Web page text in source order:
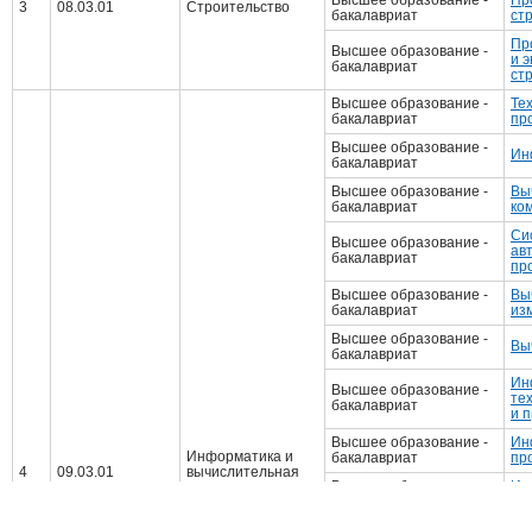
3 08.03.01 Строительство
бакалавриат
Высшее образование -
бакалавриат
и
4 09.03.01
Информатика и
вычислительная
Высшее образование -
бакалавриат
Высшее образование -
бакалавриат
Высшее образование -
бакалавриат
Высшее образование -
бакалавриат
Высшее образование -
бакалавриат
Высшее образование -
бакалавриат
Высшее образование -
бакалавриат
и
Высшее образование -
бакалавриат
Высшее образование -